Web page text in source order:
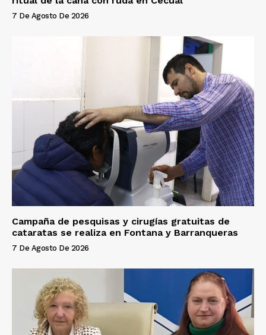
7 De Agosto De 2026
Campaña de pesquisas y cirugías gratuitas de
cataratas se realiza en Fontana y Barranqueras
7 De Agosto De 2026